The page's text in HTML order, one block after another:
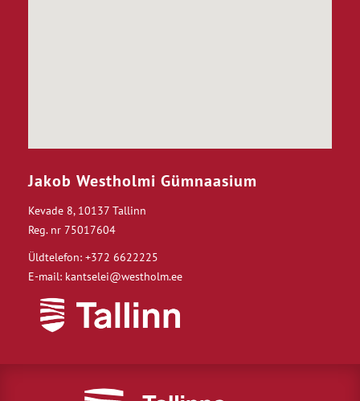
Jakob Westholmi Gümnaasium
Kevade 8, 10137 Tallinn
Reg. nr 75017604
Üldtelefon: +372 6622225
E-mail: kantselei@westholm.ee